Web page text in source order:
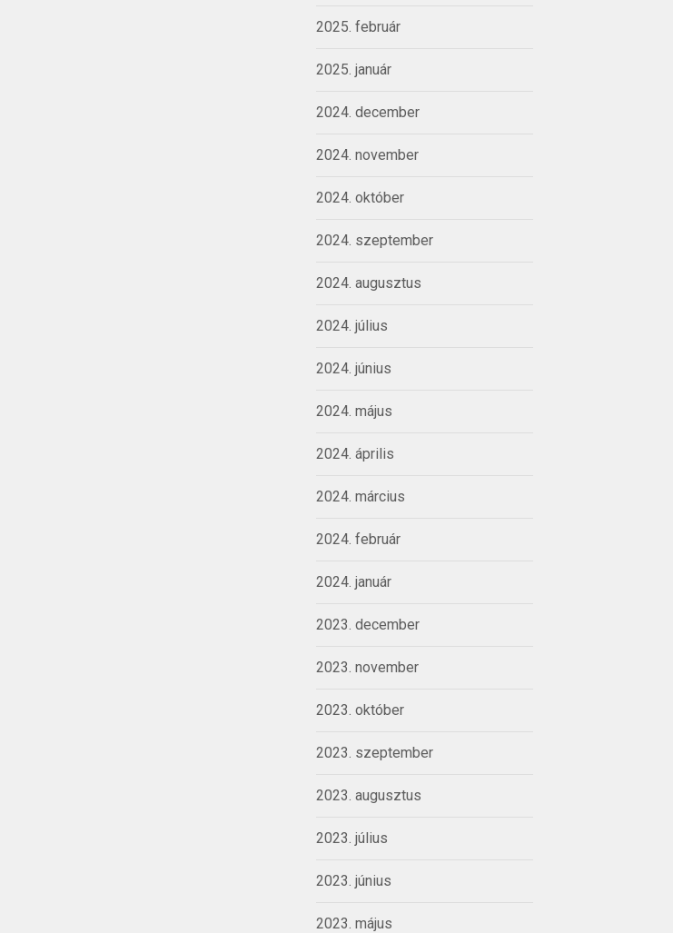
2025. február
2025. január
2024. december
2024. november
2024. október
2024. szeptember
2024. augusztus
2024. július
2024. június
2024. május
2024. április
2024. március
2024. február
2024. január
2023. december
2023. november
2023. október
2023. szeptember
2023. augusztus
2023. július
2023. június
2023. május